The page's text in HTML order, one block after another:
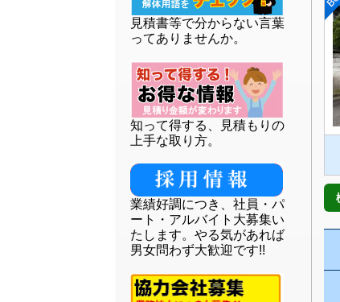
見積書等で分からない言葉
ってありませんか。
知って得する、見積もりの
上手な取り方。
業績好調につき、社員・パ
ート・アルバイト大募集い
たします。やる気があれば
男女問わず大歓迎です!!